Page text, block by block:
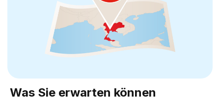
Was Sie erwarten können